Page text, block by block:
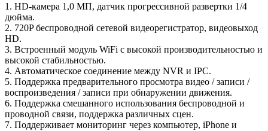
1. HD-камера 1,0 МП, датчик прогрессивной развертки 1/4
дюйма.
2. 720P беспроводной сетевой видеорегистратор, видеовыход
HD.
3. Встроенный модуль WiFi с высокой производительностью и
высокой стабильностью.
4. Автоматическое соединение между NVR и IPC.
5. Поддержка предварительного просмотра видео / записи /
воспроизведения / записи при обнаружении движения.
6. Поддержка смешанного использования беспроводной и
проводной связи, поддержка различных сцен.
7. Поддерживает мониторинг через компьютер, iPhone и